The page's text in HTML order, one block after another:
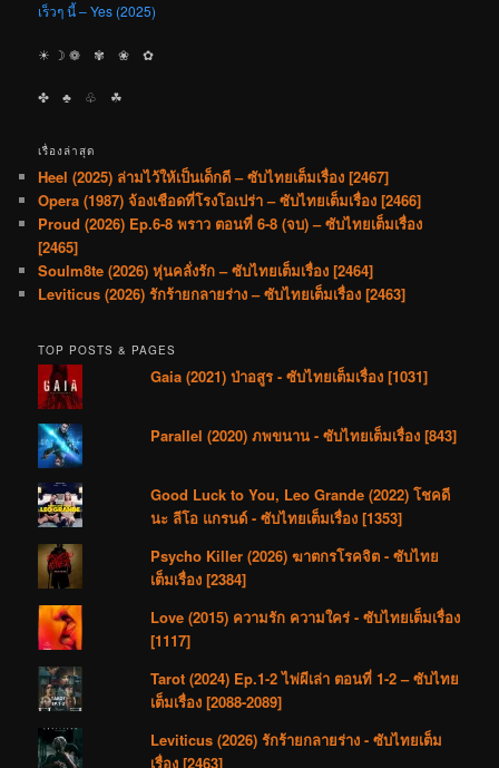
เร็วๆ นี้ – Yes (2025)
☀︎ ☽ ❁ ✾ ❀ ✿
✤ ♣︎ ♧ ☘︎
เรื่องล่าสุด
Heel (2025) ล่ามไว้ให้เป็นเด็กดี – ซับไทยเต็มเรื่อง [2467]
Opera (1987) จ้องเชือดที่โรงโอเปร่า – ซับไทยเต็มเรื่อง [2466]
Proud (2026) Ep.6-8 พราว ตอนที่ 6-8 (จบ) – ซับไทยเต็มเรื่อง
[2465]
Soulm8te (2026) หุ่นคลั่งรัก – ซับไทยเต็มเรื่อง [2464]
Leviticus (2026) รักร้ายกลายร่าง – ซับไทยเต็มเรื่อง [2463]
TOP POSTS & PAGES
Gaia (2021) ป่าอสูร - ซับไทยเต็มเรื่อง [1031]
Parallel (2020) ภพขนาน - ซับไทยเต็มเรื่อง [843]
Good Luck to You, Leo Grande (2022) โชคดี
นะ ลีโอ แกรนด์ - ซับไทยเต็มเรื่อง [1353]
Psycho Killer (2026) ฆาตกรโรคจิต - ซับไทย
เต็มเรื่อง [2384]
Love (2015) ความรัก ความใคร่ - ซับไทยเต็มเรื่อง
[1117]
Tarot (2024) Ep.1-2 ไพ่ผีเล่า ตอนที่ 1-2 – ซับไทย
เต็มเรื่อง [2088-2089]
Leviticus (2026) รักร้ายกลายร่าง - ซับไทยเต็ม
เรื่อง [2463]